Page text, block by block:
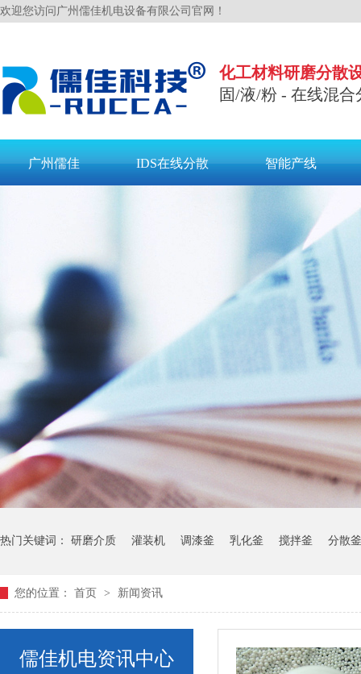
欢迎您访问广州儒佳机电设备有限公司官网！
化工材料研磨分
固/液/粉 - 在线混
广州儒佳 IDS在线分散 智能产线
热门关键词： 研磨介质 灌装机 调漆釜 乳化釜 搅拌釜 分散釜
您的位置： 首页 > 新闻资讯
儒佳机电资讯中心